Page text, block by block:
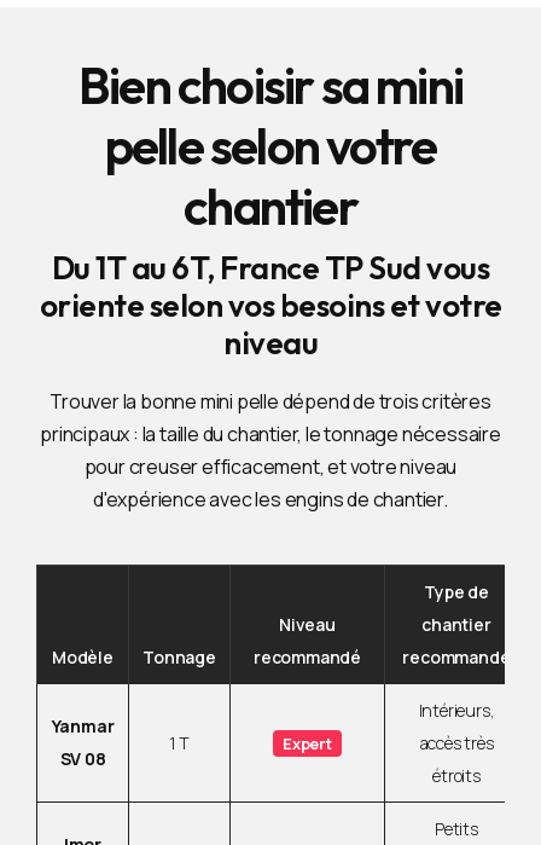
Bien choisir sa mini
pelle selon votre
chantier
Du 1T au 6T, France TP Sud vous
oriente selon vos besoins et votre
niveau
Trouver la bonne mini pelle dépend de trois critères
principaux : la taille du chantier, le tonnage nécessaire
pour creuser efficacement, et votre niveau
d'expérience avec les engins de chantier.
Modèle Tonnage
Niveau
recommandé
Type de
chantier
recommandé
Yanmar
SV 08
1 T Expert
Intérieurs,
accès très
étroits
Petits